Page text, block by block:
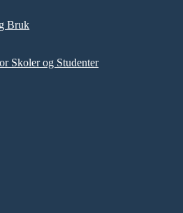
Bruk
Skoler og Studenter